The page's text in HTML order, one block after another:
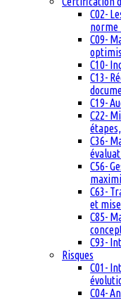
C02-
norme
C09-
C10-
C13-
C19-
C22-
C36-
C56-
C63-
et
C85-
C93-
Risques
C01-
C04-